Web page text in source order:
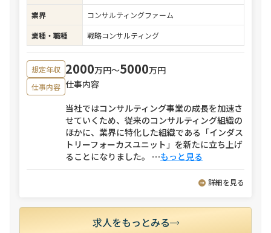
業界
コンサルティングファーム
業種・職種
戦略コンサルティング
想定年収 2000万円〜5000万円
仕事内容 仕事内容
当社ではコンサルティング事業の成長を加速さ
せていくため、従来のコンサルティング組織の
ほかに、業界に特化した組織である「インダス
トリーフォーカスユニット」を新たに立ち上げ
ることになりました。 ⋯もっと見る
詳細を見る
求人をもっとみる